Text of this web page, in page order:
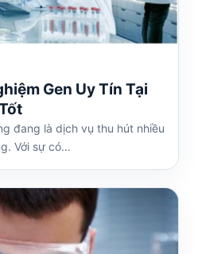
Gen Uy Tín Tại
đang là dịch vụ thu hút nhiều
Với sự có…